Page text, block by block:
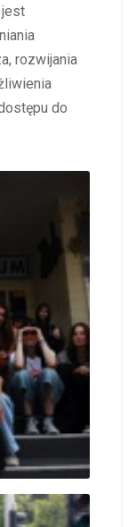
jest
rozwijania
do